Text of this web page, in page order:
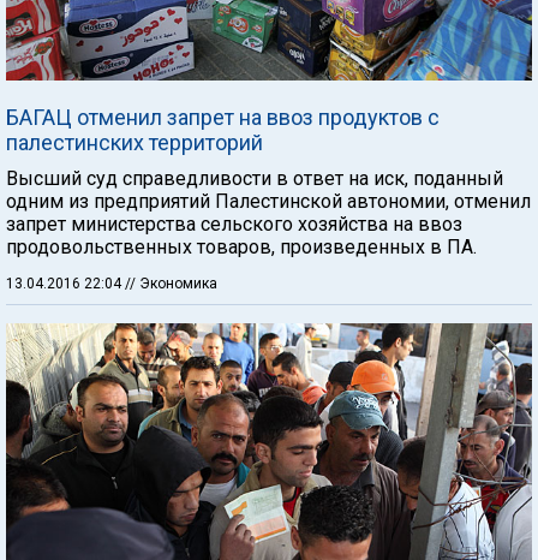
БАГАЦ отменил запрет на ввоз продуктов с
палестинских территорий
Высший суд справедливости в ответ на иск, поданный
одним из предприятий Палестинской автономии, отменил
запрет министерства сельского хозяйства на ввоз
продовольственных товаров, произведенных в ПА.
13.04.2016 22:04 // Экономика